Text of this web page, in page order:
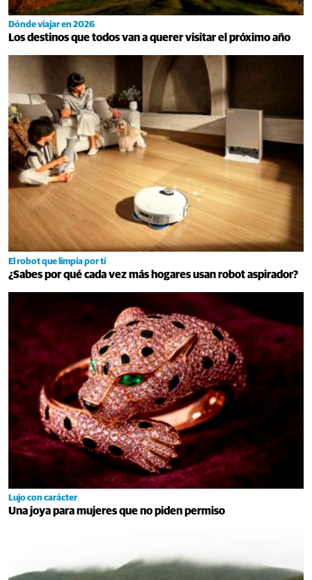
Dónde viajar en 2026
Los destinos que todos van a querer visitar el próximo año
El robot que limpia por ti
¿Sabes por qué cada vez más hogares usan robot aspirador?
Lujo con carácter
Una joya para mujeres que no piden permiso